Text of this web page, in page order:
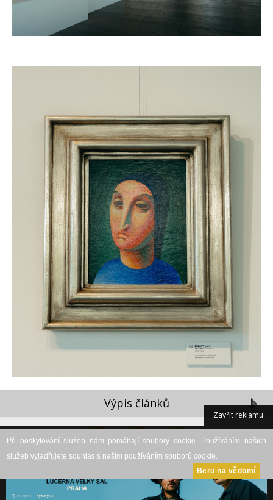
Při poskytování služeb nám pomáhají soubory cookie. Používáním našich
služeb vyjadřujete souhlas s naším používáním souborů cookie.
Beru na vědomí
Zavřít reklamu
Výpis článků
DESKTOP VERZE